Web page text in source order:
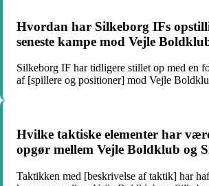
Hvordan har Silkeborg IFs
seneste kampe mod Vejle
Silkeborg IF har tidligere stillet op med en
af [spillere og positioner] mod Vejle
Hvilke taktiske elementer har
opgør mellem Vejle Boldklub og
Taktikken med [beskrivelse af taktik] har